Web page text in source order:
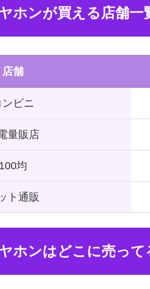
ホンが買える店舗一
店舗
ンビニ
量販店
100均
ト通販
ホンはどこに売って